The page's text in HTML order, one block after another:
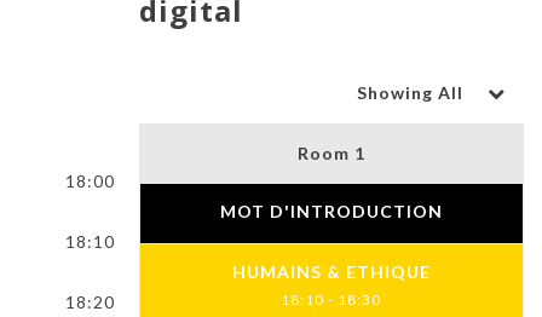
digital
Showing All
18:00
18:10
18:20
Room 1
MOT D'INTRODUCTION
HUMAINS & ETHIQUE
18:10 - 18:30